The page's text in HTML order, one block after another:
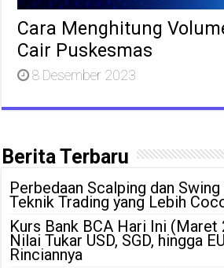
Cara Menghitung
Cair Puskesmas
8 Desember 2023
Berita Terbaru
Perbedaan Scalping dan
Teknik Trading yang Lebih
Kurs Bank BCA Hari Ini (Maret
Nilai Tukar USD, SGD, hingga
Rinciannya